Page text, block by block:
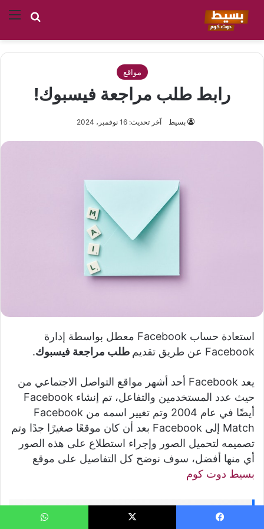
بحث
مواقع
رابط طلب مراجعة فيسبوك!
بسيط آخر تحديث: 16 نوفمبر، 2024
استعادة حساب Facebook معطل بواسطة إدارة
Facebook عن طريق تقديم
طلب مراجعة فيسبوك.
يعد Facebook أحد أشهر مواقع التواصل الاجتماعي من
حيث عدد المستخدمين والتفاعل، تم إنشاء Facebook
أيضًا في عام 2004 وتم تغيير اسمه من Facebook
Match إلى Facebook بعد أن كان موقعًا صغيرًا جدًا وتم
تصميمه لتحميل الصور وإجراء استطلاع على هذه الصور
أي منها أفضل، سوف نوضح كل التفاصيل على موقع
بسيط دوت كوم
سبب تعطيل حساب الفيس بوك